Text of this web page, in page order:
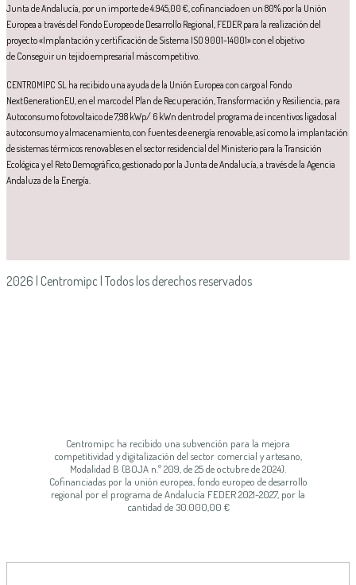
Junta de Andalucía, por un importe de 4.945,00 €, cofinanciado en un 80% por la Unión
Europea a través del Fondo Europeo de Desarrollo Regional, FEDER para la realización del
proyecto «Implantación y certificación de Sistema ISO 9001-14001» con el objetivo
de Conseguir un tejido empresarial más competitivo.
CENTROMIPC SL ha recibido una ayuda de la Unión Europea con cargo al Fondo
NextGenerationEU, en el marco del Plan de Recuperación, Transformación y Resiliencia, para
Autoconsumo fotovoltaico de 7,98 kWp/ 6 kWn dentro del programa de incentivos ligados al
autoconsumo y almacenamiento, con fuentes de energía renovable, así como la implantación
de sistemas térmicos renovables en el sector residencial del Ministerio para la Transición
Ecológica y el Reto Demográfico, gestionado por la Junta de Andalucía, a través de la Agencia
Andaluza de la Energía.
2026 | Centromipc | Todos los derechos reservados
Centromipc ha recibido una subvención para la mejora
competitividad y digitalización del sector comercial y artesano,
Modalidad B (BOJA n.º 209, de 25 de octubre de 2024).
Cofinanciadas por la unión europea, fondo europeo de desarrollo
regional por el programa de Andalucía FEDER 2021-2027, por la
cantidad de 30.000,00 €